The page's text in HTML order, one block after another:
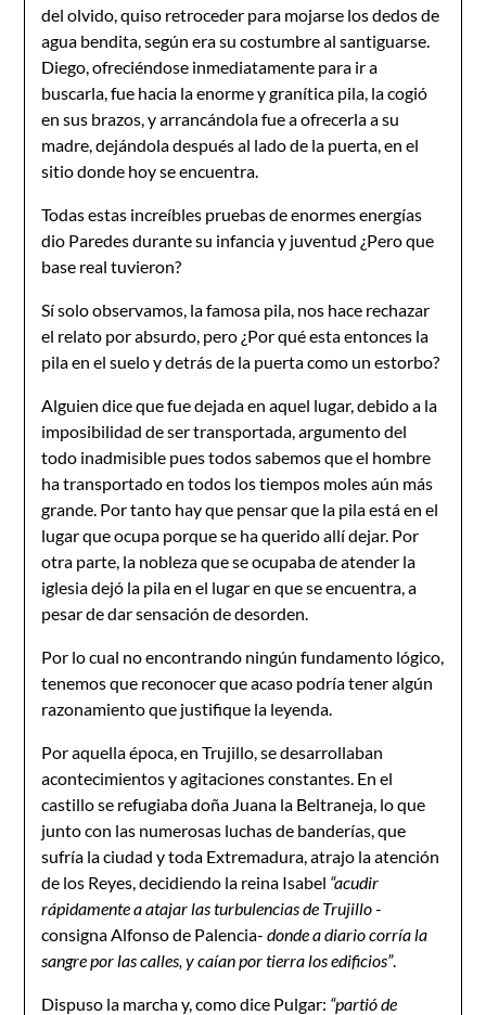
del olvido, quiso retroceder para mojarse los dedos de
agua bendita, según era su costumbre al santiguarse.
Diego, ofreciéndose inmediatamente para ir a
buscarla, fue hacia la enorme y granítica pila, la cogió
en sus brazos, y arrancándola fue a ofrecerla a su
madre, dejándola después al lado de la puerta, en el
sitio donde hoy se encuentra.
Todas estas increíbles pruebas de enormes energías
dio Paredes durante su infancia y juventud ¿Pero que
base real tuvieron?
Sí solo observamos, la famosa pila, nos hace rechazar
el relato por absurdo, pero ¿Por qué esta entonces la
pila en el suelo y detrás de la puerta como un estorbo?
Alguien dice que fue dejada en aquel lugar, debido a la
imposibilidad de ser transportada, argumento del
todo inadmisible pues todos sabemos que el hombre
ha transportado en todos los tiempos moles aún más
grande. Por tanto hay que pensar que la pila está en el
lugar que ocupa porque se ha querido allí dejar. Por
otra parte, la nobleza que se ocupaba de atender la
iglesia dejó la pila en el lugar en que se encuentra, a
pesar de dar sensación de desorden.
Por lo cual no encontrando ningún fundamento lógico,
tenemos que reconocer que acaso podría tener algún
razonamiento que justifique la leyenda.
Por aquella época, en Trujillo, se desarrollaban
acontecimientos y agitaciones constantes. En el
castillo se refugiaba doña Juana la Beltraneja, lo que
junto con las numerosas luchas de banderías, que
sufría la ciudad y toda Extremadura, atrajo la atención
de los Reyes, decidiendo la reina Isabel “acudir
rápidamente a atajar las turbulencias de Trujillo-
consigna Alfonso de Palencia-donde a diario corría la
sangre por las calles, y caían por tierra los edificios”.
Dispuso la marcha y, como dice Pulgar: “partió de